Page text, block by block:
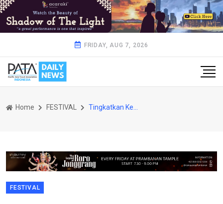
FRIDAY, AUG 7, 2026
Home FESTIVAL Tingkatkan Kenyamanan Pengendara di Masa Angleb 2026, Resparking Tambah Space Parkir di Pintu Barat Stasiun Purwokerto
FESTIVAL